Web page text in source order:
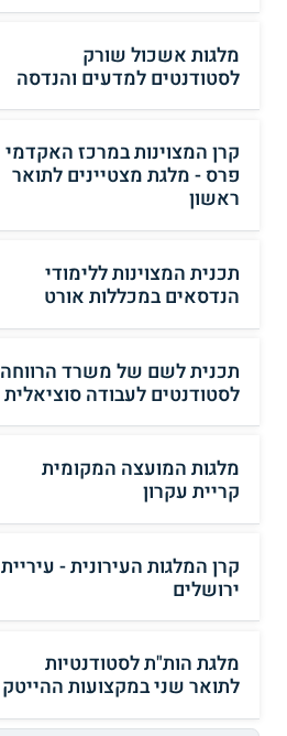
מלגות אשכול שורק
לסטודנטים למדעים והנדסה
קרן המצוינות במרכז האקדמי
פרס - מלגת מצטיינים לתואר
ראשון
תכנית המצוינות ללימודי
הנדסאים במכללות אורט
תכנית לשם של משרד הרווחה
לסטודנטים לעבודה סוציאלית
מלגות המועצה המקומית
קריית עקרון
קרן המלגות העירונית - עיריית
ירושלים
מלגת הות"ת לסטודנטיות
לתואר שני במקצועות ההייטק